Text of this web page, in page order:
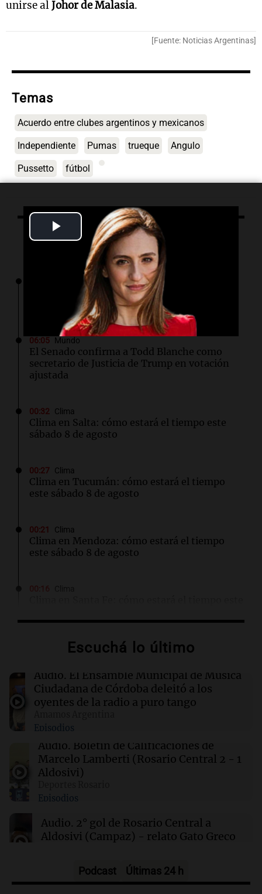
Play
Video
unirse alJohor de Malasia.
[Fuente: Noticias Argentinas]
Temas
Acuerdo entre clubes argentinos y mexicanos
Independiente Pumas trueque Angulo
Pussetto fútbol
Lo último
Sociedad
Alerta por frío extremo, viento y Zonda: qué
provincias están afectadas este sábado
06:05 Mundo
El Senado confirma a Todd Blanche como
secretario de Justicia de Trump en votación
ajustada
00:32 Clima
Clima en Salta: cómo estará el tiempo este
sábado 8 de agosto
00:27 Clima
Clima en Tucumán: cómo estará el tiempo
este sábado 8 de agosto
00:21 Clima
Clima en Mendoza: cómo estará el tiempo
este sábado 8 de agosto
Clima
sábado 8 de agosto
00:08 La Cadena del Gol
Estudiantes de Río Cuarto y escala posiciones
en su zona
00:05 Clima
sábado 8 de agosto
Escuchá lo último
Audio. El Ensamble Municipal de Música
Ciudadana de Córdoba deleitó a los
oyentes de la radio a puro tango
Episodios
Audio. Boletín de Calificaciones de
Marcelo Lamberti (Rosario Central 2 - 1
Aldosivi)
Episodios
Audio. 2° gol de Rosario Central a
Aldosivi (Campaz) - relato Gato Greco
Audio.Nuevo desarrollo urbano y casa
Podcast Últimas 24 h